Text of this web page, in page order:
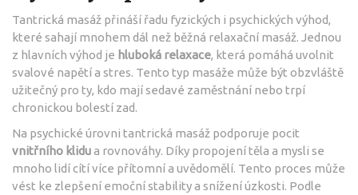
Tantrická masáž přináší řadu fyzických i psychických výhod,
které sahají mnohem dál než běžná relaxační masáž. Jednou
z hlavních výhod je hluboká relaxace, která pomáhá uvolnit
svalové napětí a stres. Tento typ masáže může být obzvláště
užitečný pro ty, kdo mají sedavé zaměstnání nebo trpí
chronickou bolestí zad.
Na psychické úrovni tantrická masáž podporuje pocit
vnitřního klidua rovnováhy. Díky propojení těla a mysli se
mnoho lidí cítí více přítomní a uvědomělí. Tento proces může
vést ke zlepšení emoční stability a snížení úzkosti. Podle